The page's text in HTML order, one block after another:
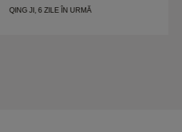
QING JI, 6 ZILE ÎN URMĂ